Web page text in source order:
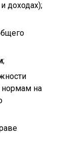
доходах);
;
нормам на